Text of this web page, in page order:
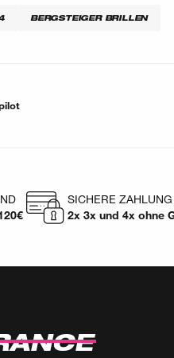
BERGSTEIGER BRILLEN​
SICHERE ZAHLUNG
2x 3x und 4x ohne